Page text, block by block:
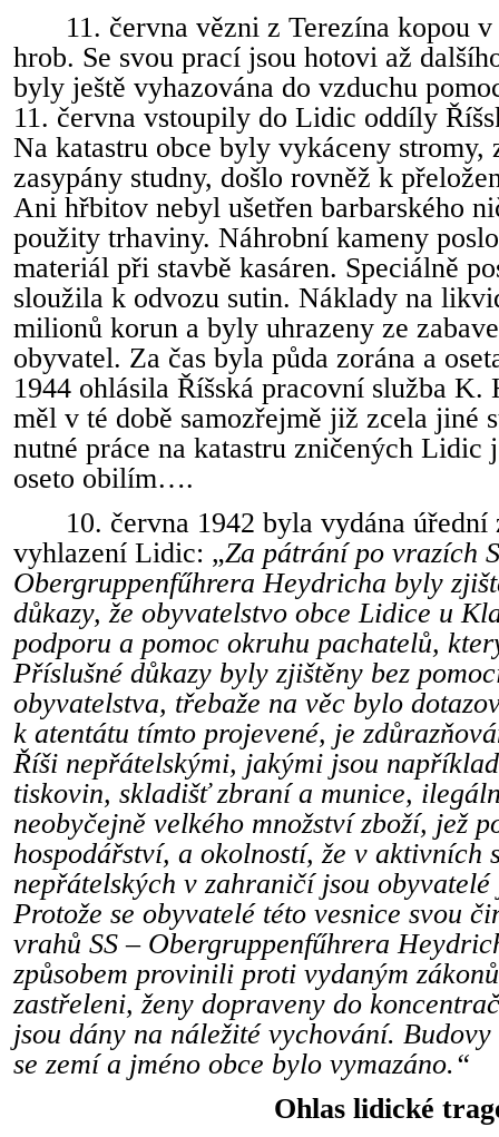
11. června vězni z Terezína kopou
hrob. Se svou prací jsou hotovi až
byly ještě vyhazována do vzduchu
11. června vstoupily do Lidic oddíly
Na katastru obce byly vykáceny stromy,
zasypány studny, došlo rovněž k
Ani hřbitov nebyl ušetřen barbarského
použity trhaviny. Náhrobní kameny
materiál při stavbě kasáren. Speciálně
sloužila k odvozu sutin. Náklady na
milionů korun a byly uhrazeny ze
obyvatel. Za čas byla půda zorána a
1944 ohlásila Říšská pracovní služba
měl v té době samozřejmě již zcela jiné
nutné práce na katastru zničených Lidic
oseto obilím….
10. června 1942 byla vydána
vyhlazení Lidic: „Za pátrání po vrazích
Obergruppenfűhrera Heydricha byly
důkazy, že obyvatelstvo obce Lidice u
podporu a pomoc okruhu pachatelů,
Příslušné důkazy byly zjištěny bez
obyvatelstva, třebaže na věc bylo
k atentátu tímto projevené, je
Říši nepřátelskými, jakými jsou
tiskovin, skladišť zbraní a munice,
neobyčejně velkého množství zboží, jež
hospodářství, a okolností, že v aktivních
nepřátelských v zahraničí jsou obyvatelé
Protože se obyvatelé této vesnice svou
vrahů SS – Obergruppenfűhrera
způsobem provinili proti vydaným
zastřeleni, ženy dopraveny do
jsou dány na náležité vychování.
se zemí a jméno obce bylo vymazáno.“
Ohlas lidické